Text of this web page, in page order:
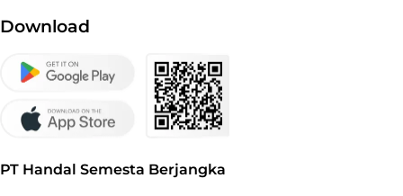
Download
PT Handal Semesta Berjangka